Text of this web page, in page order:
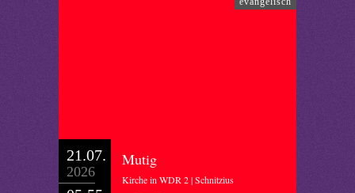
21.07.
2026
Mutig
Kirche in WDR 2 | Schnitzius